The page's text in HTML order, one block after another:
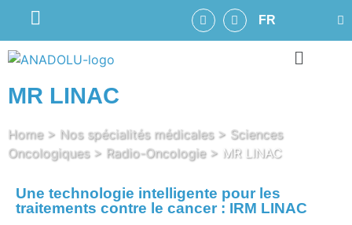
FR
MR LINAC
Home > Nos spécialités médicales > Sciences
Oncologiques > Radio-Oncologie > MR LINAC
Une technologie intelligente pour les
traitements contre le cancer : IRM LINAC